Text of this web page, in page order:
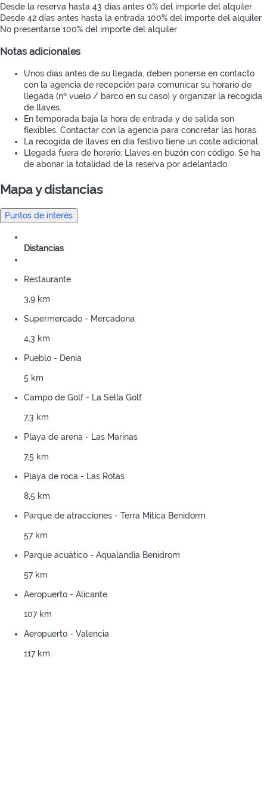
Desde la reserva hasta 43 días antes 0% del importe del alquiler
Desde 42 días antes hasta la entrada 100% del importe del alquiler
No presentarse 100% del importe del alquiler
Notas adicionales
Unos días antes de su llegada, deben ponerse en contacto
con la agencia de recepción para comunicar su horario de
llegada (nº vuelo / barco en su caso) y organizar la recogida
de llaves.
En temporada baja la hora de entrada y de salida son
flexibles. Contactar con la agencia para concretar las horas.
La recogida de llaves en día festivo tiene un coste adicional.
Llegada fuera de horario: Llaves en buzón con código. Se ha
de abonar la totalidad de la reserva por adelantado.
Mapa y distancias
Puntos de interés
Distancias
Restaurante
3,9 km
Supermercado - Mercadona
4,3 km
Pueblo - Denia
5 km
Campo de Golf - La Sella Golf
7,3 km
Playa de arena - Las Marinas
7,5 km
Playa de roca - Las Rotas
8,5 km
Parque de atracciones - Terra Mitica Benidorm
57 km
Parque acuático - Aqualandia Benidrom
57 km
Aeropuerto - Alicante
107 km
Aeropuerto - Valencia
117 km